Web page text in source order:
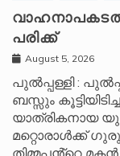
പരിക്ക്
August 5, 2026
പുൽപ്പള്ളി :
ബസ്സും
യാത്രികനായ
മറ്റൊരാൾക്ക്